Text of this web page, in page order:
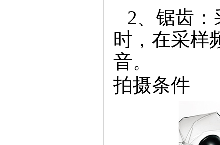
2、锯齿
时，在采样
音。
拍摄条件